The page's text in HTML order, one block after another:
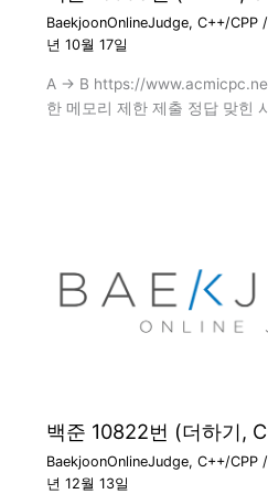
BaekjoonOnlineJudge, C++/CPP/
년 10월 17일
A → B https://
한 메모리 제한 제출 정답 맞힌
백준 10822번 (더하기,
BaekjoonOnlineJudge, C++/CPP/
년 12월 13일